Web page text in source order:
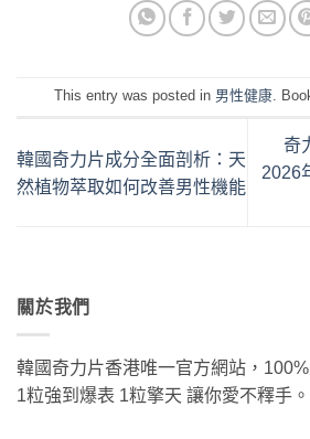
This entry was posted in 男性健康.
韓國奇力片成分全面剖析：天
然植物萃取如何改善男性機能
奇
2026
關於我們
韓國奇力片香港唯一官方網站，100%
1粒強到爆表 1粒擎天 讓你愛不釋手。